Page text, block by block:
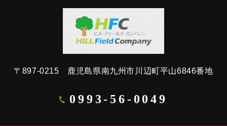
〒897-0215 鹿児島県南九州市川辺町平山6846番地
0993-56-0049